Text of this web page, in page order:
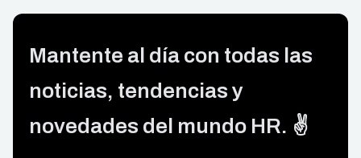
Mantente al día con todas las
noticias, tendencias y
novedades del mundo HR. ✌️